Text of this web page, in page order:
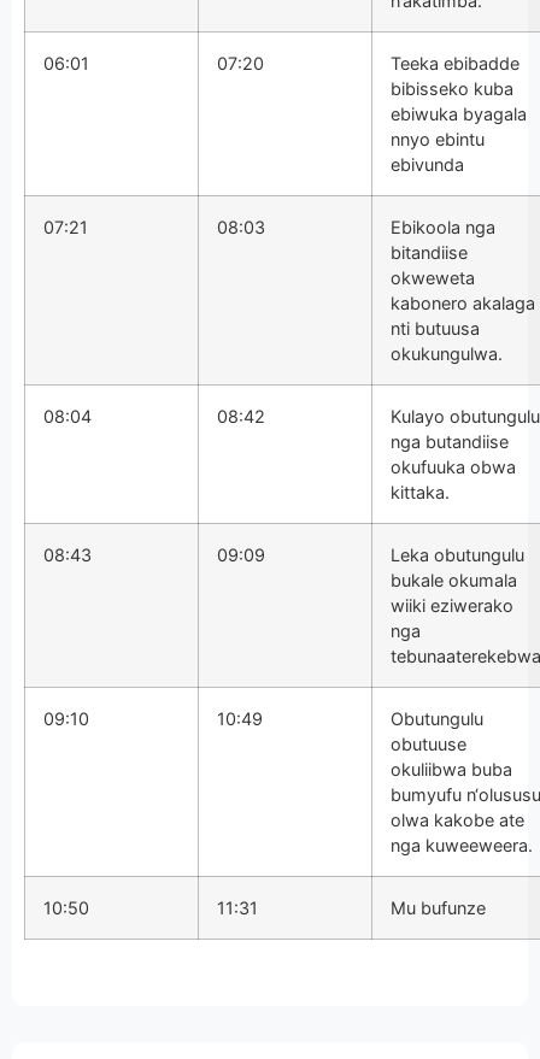
06:01 07:20
Teeka ebibadde
bibisseko kuba
ebiwuka byagala
nnyo ebintu
ebivunda
07:21 08:03
Ebikoola nga
bitandiise
okweweta
kabonero akalaga
nti butuusa
okukungulwa.
08:04 08:42
Kulayo obutungulu
nga butandiise
okufuuka obwa
kittaka.
08:43 09:09
Leka obutungulu
bukale okumala
wiiki eziwerako
nga
09:10 10:49
Obutungulu
obutuuse
okuliibwa buba
bumyufu n‘olususu
olwa kakobe ate
nga kuweeweera.
10:50 11:31 Mu bufunze